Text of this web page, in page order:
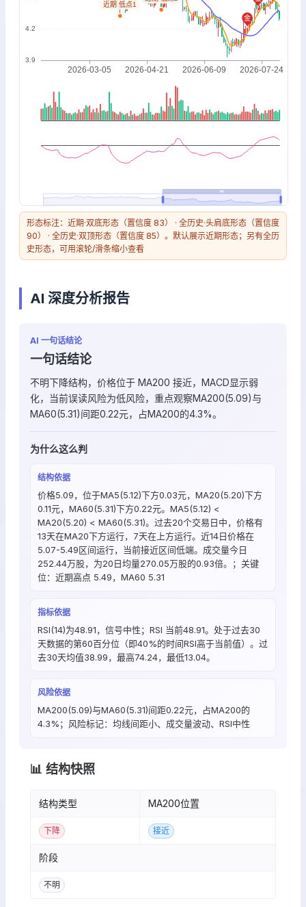
形态标注：近期·双底形态（置信度 83） · 全历史·头肩底形态（置信度
90） · 全历史·双顶形态（置信度 85）。默认展示近期形态；另有全历
史形态，可用滚轮/滑条缩小查看
AI 深度分析报告
AI 一句话结论
一句话结论
不明下降结构，价格位于 MA200 接近，MACD显示弱
化，当前误读风险为低风险，重点观察MA200(5.09)与
MA60(5.31)间距0.22元，占MA200的4.3%。
为什么这么判
结构依据
价格5.09，位于MA5(5.12)下方0.03元，MA20(5.20)下方
0.11元，MA60(5.31)下方0.22元。MA5(5.12) <
MA20(5.20) < MA60(5.31)。过去20个交易日中，价格有
13天在MA20下方运行，7天在上方运行。近14日价格在
5.07-5.49区间运行，当前接近区间低端。成交量今日
252.44万股，为20日均量270.05万股的0.93倍。；关键
位：近期高点 5.49，MA60 5.31
指标依据
RSI(14)为48.91，信号中性；RSI 当前48.91。处于过去30
天数据的第60百分位（即40%的时间RSI高于当前值）。过
去30天均值38.99，最高74.24，最低13.04。
风险依据
MA200(5.09)与MA60(5.31)间距0.22元，占MA200的
4.3%；风险标记：均线间距小、成交量波动、RSI中性
📊 结构快照
结构类型 MA200位置
下降 接近
阶段
不明